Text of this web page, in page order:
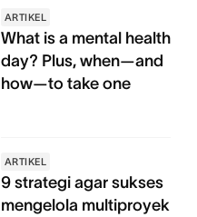
ARTIKEL
What is a mental health
day? Plus, when—and
how—to take one
ARTIKEL
9 strategi agar sukses
mengelola multiproyek